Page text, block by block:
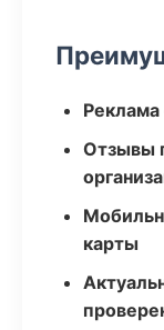
Реклама
Отзывы
карты